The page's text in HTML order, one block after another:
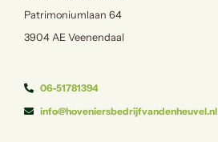
Patrimoniumlaan 64
3904 AE Veenendaal
06-51781394
info@hoveniersbedrijfvandenheuvel.nl